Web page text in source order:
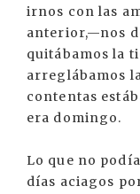
irnos con las
anterior,—nos
quitábamos la
arreglábamos
contentas
era domingo.
Lo que no
días aciagos